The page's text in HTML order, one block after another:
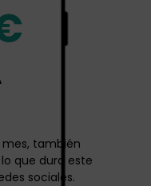
mes, también
lo que dura este
sociales.